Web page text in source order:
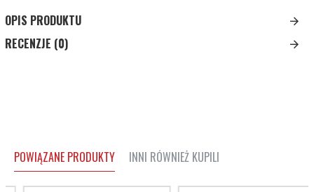
OPIS PRODUKTU
RECENZJE (0)
POWIĄZANE PRODUKTY INNI RÓWNIEŻ KUPILI